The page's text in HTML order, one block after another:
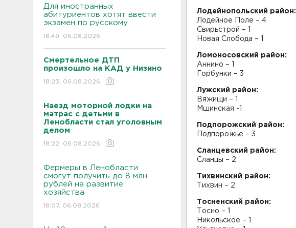
Для иностранных
абитуриентов хотят ввести
экзамен по русскому
18:49, 06.08.2026
Смертельное ДТП
произошло на КАД у Низино
18:23, 06.08.2026
Наезд моторной лодки на
матрас с детьми в
Ленобласти стал уголовным
делом
18:22, 06.08.2026
Фермеры в Ленобласти
смогут получить до 8 млн
рублей на развитие
хозяйства
18:07, 06.08.2026
Лодейнопольский район:
Лодейное Поле – 4
Свирьстрой – 1
Новая Слобода – 1
Ломоносовский район:
Аннино – 1
Горбунки – 3
Лужский район:
Вяжищи – 1
Мшинская -1
Подпорожский район:
Подпорожье – 3
Сланцевский район:
Сланцы – 2
Тихвинский район:
Тихвин – 2
Тосненский район:
Тосно – 1
Никольское – 1